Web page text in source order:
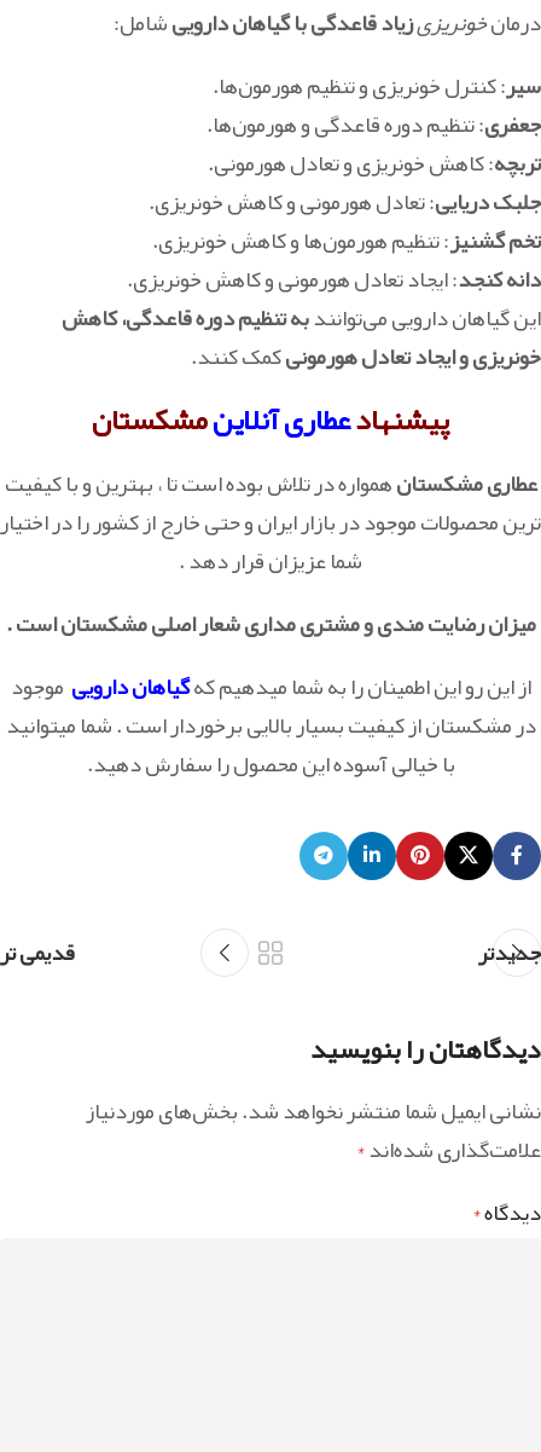
درمانخونریزیزیاد قاعدگی با گیاهان داروییشامل:
سیر: کنترل خونریزی و تنظیم هورمون‌ها.
جعفری: تنظیم دوره قاعدگی و هورمون‌ها.
تربچه: کاهش خونریزی و تعادل هورمونی.
جلبک دریایی: تعادل هورمونی و کاهش خونریزی.
تخم گشنیز: تنظیم هورمون‌ها و کاهش خونریزی.
دانه کنجد: ایجاد تعادل هورمونی و کاهش خونریزی.
این گیاهان دارویی می‌توانندبه تنظیم دوره قاعدگی، کاهش
خونریزی و ایجاد تعادل هورمونیکمک کنند.
پیشنهادعطاری آنلاینمشکستان
عطاری مشکستانهمواره در تلاش بوده است تا ، بهترین و با کیفیت
ترین محصولات موجود در بازار ایران و حتی خارج از کشور را در اختیار
شما عزیزان قرار دهد .
میزان رضایت مندی و مشتری مداری شعار اصلی مشکستان است .
از این رو این اطمینان را به شما میدهیم کهگیاهان دارویی موجود
در مشکستان از کیفیت بسیار بالایی برخوردار است . شما میتوانید
با خیالی آسوده این محصول را سفارش دهید.
جدیدتر قدیمی تر
دیدگاهتان را بنویسید
نشانی ایمیل شما منتشر نخواهد شد.بخش‌های موردنیاز
علامت‌گذاری شده‌اند*
دیدگاه*